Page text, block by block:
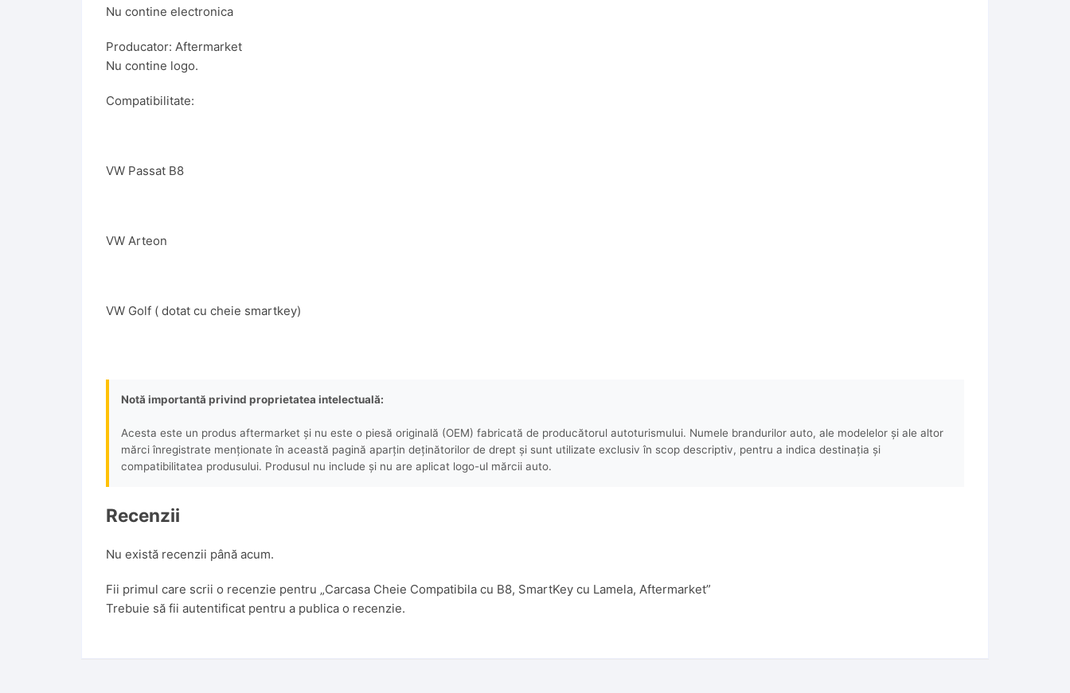
Nu contine electronica
Producator: Aftermarket
Nu contine logo.
Compatibilitate:
VW Passat B8
VW Arteon
VW Golf ( dotat cu cheie smartkey)
Notă importantă privind proprietatea intelectuală:
Acesta este un produs aftermarket și nu este o piesă originală (OEM) fabricată de producătorul autoturismului. Numele brandurilor auto, ale modelelor și ale altor
mărci înregistrate menționate în această pagină aparțin deținătorilor de drept și sunt utilizate exclusiv în scop descriptiv, pentru a indica destinația și
compatibilitatea produsului. Produsul nu include și nu are aplicat logo-ul mărcii auto.
Recenzii
Nu există recenzii până acum.
Fii primul care scrii o recenzie pentru „Carcasa Cheie Compatibila cu B8, SmartKey cu Lamela, Aftermarket”
Trebuie să fii autentificat pentru a publica o recenzie.